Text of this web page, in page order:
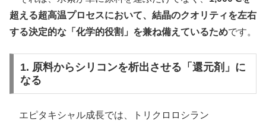
超える超高温プロセスにおいて、結晶のクオリティを左右
する決定的な「化学的役割」を兼ね備えているためです。
1. 原料からシリコンを析出させる「還元剤」に
なる
エピタキシャル成長では、トリクロロシラン